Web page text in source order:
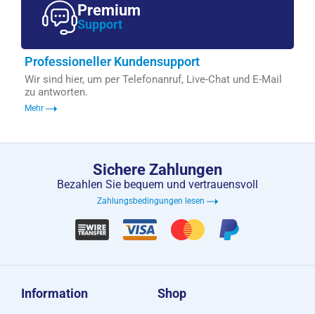
Premium
Support
Professioneller Kundensupport
Wir sind hier, um per Telefonanruf, Live-Chat und E-Mail
zu antworten.
Mehr
Sichere Zahlungen
Bezahlen Sie bequem und vertrauensvoll
Zahlungsbedingungen lesen
Information Shop